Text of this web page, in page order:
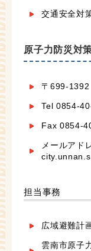
交通安全対
原子力防災対
〒699-
Tel 0854-
Fax 0854-
メールア
担当事務
広域避難計
雲南市原子